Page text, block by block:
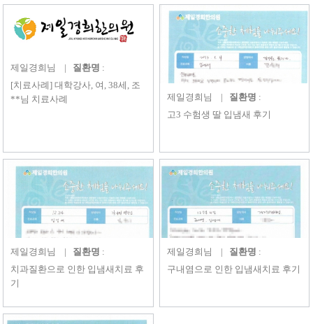
제일경희 님 | 질환명 :
[치료사례] 대학강사, 여, 38세, 조
**님 치료사례
제일경희 님 | 질환명 :
고3 수험생 딸 입냄새 후기
제일경희 님 | 질환명 :
치과질환으로 인한 입냄새치료 후
기
제일경희 님 | 질환명 :
구내염으로 인한 입냄새치료 후기